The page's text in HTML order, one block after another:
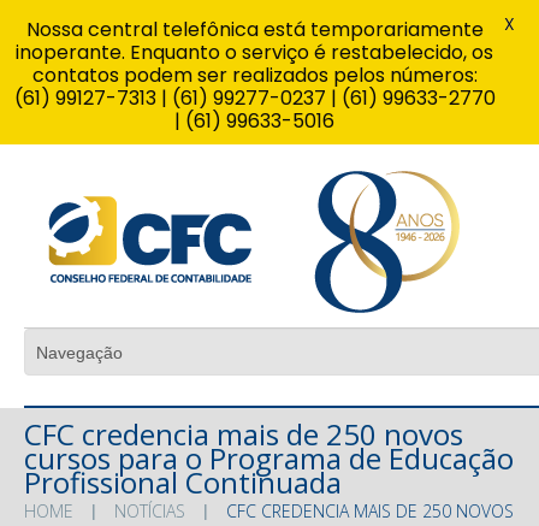
CFC credencia mais de 250 novos
cursos para o Programa de Educação
Profissional Continuada
HOME NOTÍCIAS
CFC CREDENCIA MAIS DE 250 NOVOS
Nossa central telefônica está temporariamente
inoperante. Enquanto o serviço é restabelecido, os
contatos podem ser realizados pelos números:
(61) 99127-7313 | (61) 99277-0237 | (61) 99633-2770
| (61) 99633-5016
X